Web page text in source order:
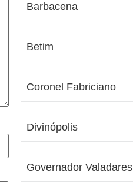
Barbacena
Betim
Coronel Fabriciano
Divinópolis
Governador Valadares